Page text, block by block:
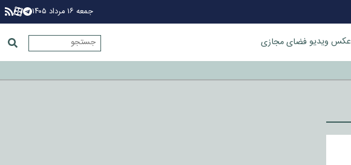
جمعه ۱۶ مرداد ۱۴۰۵
عکس ویدیوفضای مجازی